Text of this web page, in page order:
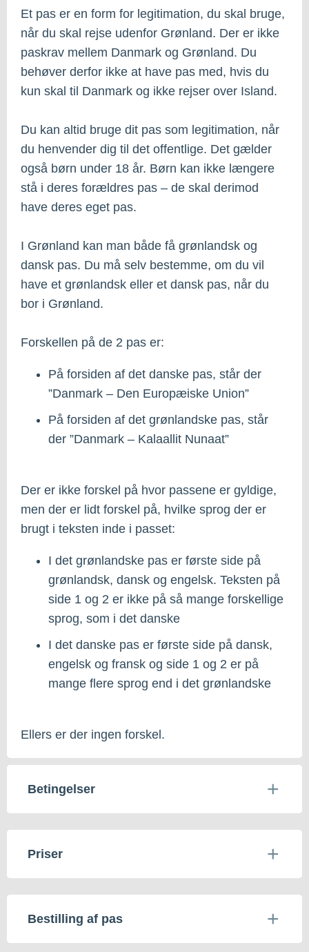
Et pas er en form for legitimation, du skal bruge,
når du skal rejse udenfor Grønland. Der er ikke
paskrav mellem Danmark og Grønland. Du
behøver derfor ikke at have pas med, hvis du
kun skal til Danmark og ikke rejser over Island.
Du kan altid bruge dit pas som legitimation, når
du henvender dig til det offentlige. Det gælder
også børn under 18 år. Børn kan ikke længere
stå i deres forældres pas – de skal derimod
have deres eget pas.
I Grønland kan man både få grønlandsk og
dansk pas. Du må selv bestemme, om du vil
have et grønlandsk eller et dansk pas, når du
bor i Grønland.
Forskellen på de 2 pas er:
På forsiden af det danske pas, står der
”Danmark – Den Europæiske Union”
På forsiden af det grønlandske pas, står
der ”Danmark – Kalaallit Nunaat”
Der er ikke forskel på hvor passene er gyldige,
men der er lidt forskel på, hvilke sprog der er
brugt i teksten inde i passet:
I det grønlandske pas er første side på
grønlandsk, dansk og engelsk. Teksten på
side 1 og 2 er ikke på så mange forskellige
sprog, som i det danske
I det danske pas er første side på dansk,
engelsk og fransk og side 1 og 2 er på
mange flere sprog end i det grønlandske
Ellers er der ingen forskel.
Betingelser
Priser
Bestilling af pas